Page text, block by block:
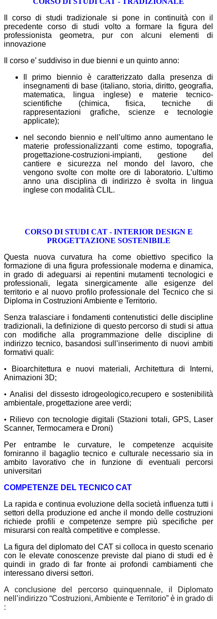
Il corso di studi tradizionale si pone in continuità con il
precedente corso di studi volto a formare la figura del
professionista geometra, pur con alcuni elementi di
innovazione
Il corso e’ suddiviso in due bienni e un quinto anno:
Il primo biennio è caratterizzato dalla presenza di
insegnamenti di base (italiano, storia, diritto, geografia,
matematica, lingua inglese) e materie tecnico-
scientifiche (chimica, fisica, tecniche di
rappresentazioni grafiche, scienze e tecnologie
applicate);
nel secondo biennio e nell’ultimo anno aumentano le
materie professionalizzanti come estimo, topografia,
progettazione-costruzioni-impianti, gestione del
cantiere e sicurezza nel mondo del lavoro, che
vengono svolte con molte ore di laboratorio.
L’ultimo
anno una disciplina di indirizzo è svolta in lingua
inglese con modalità CLIL.
CORSO DI STUDI CAT - INTERIOR DESIGN E
PROGETTAZIONE SOSTENIBILE
Questa nuova curvatura ha come obiettivo specifico la
formazione di una figura professionale moderna e dinamica,
in grado di adeguarsi ai repentini mutamenti tecnologici e
professionali, legata sinergicamente alle esigenze del
territorio e al nuovo profilo professionale del Tecnico che si
Diploma in Costruzioni Ambiente e Territorio.
Senza tralasciare i fondamenti contenutistici delle discipline
tradizionali, l a definizione di questo percorso di studi si attua
con modifiche alla programmazione delle discipline di
indirizzo tecnico, basandosi sull’inserimento di nuovi ambiti
formativi quali:
•
Bioarchitettura e nuovi materiali, Architettura di Interni,
Animazioni 3D;
•Analisi del dissesto idrogeologico,recupero e sostenibilità
ambientale, progettazione aree verdi;
• Rilievo con tecnologie digitali (Stazioni totali, GPS, Laser
Scanner, Termocamera e Droni)
Per entrambe le curvature, l e competenze acquisite
forniranno il bagaglio tecnico e culturale necessario sia in
ambito
lavorativo che in funzione di eventuali percorsi
universitari
COMPETENZE DEL TECNICO CAT
La rapida e continua evoluzione della società influenza tutti i
settori della produzione ed anche il mondo delle costruzioni
richiede profili e competenze sempre più specifiche per
misurarsi con realtà competitive e complesse.
La figura del diplomato del CAT si colloca in questo scenario
con le elevate conoscenze previste dal piano di studi ed è
quindi in grado di far fronte ai profondi cambiamenti che
interessano diversi settori.
A conclusione del percorso quinquennale, il Diplomato
nell’indirizzo “Costruzioni, Ambiente e Territorio” è in grado di
: